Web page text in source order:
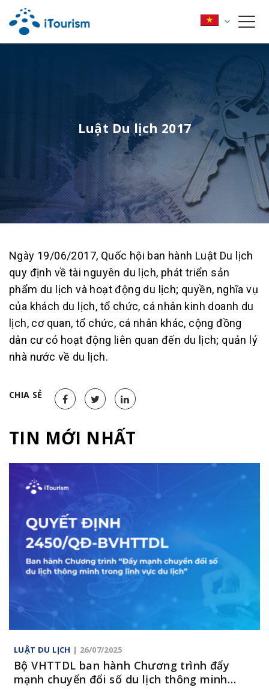
Luật Du lịch 2017
Ngày 19/06/2017, Quốc hội ban hành Luật Du lịch
quy định về tài nguyên du lịch, phát triển sản
phẩm du lịch và hoạt động du lịch; quyền, nghĩa vụ
của khách du lịch, tổ chức, cá nhân kinh doanh du
lịch, cơ quan, tổ chức, cá nhân khác, cộng đồng
dân cư có hoạt động liên quan đến du lịch; quản lý
nhà nước về du lịch.
CHIA SẺ
TIN MỚI NHẤT
LUẬT DU LỊCH | 26/07/2025
Bộ VHTTDL ban hành Chương trình đẩy
mạnh chuyển đổi số du lịch thông minh